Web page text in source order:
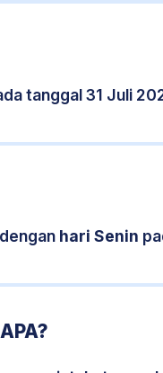
tanggal 31 Juli
hari Senin